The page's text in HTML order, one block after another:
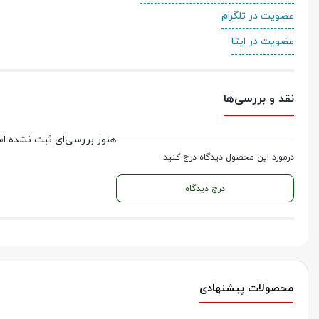
عضویت در تلگرام
عضویت در ایتا
نقد و بررسی‌ها
درمورد این محصول دیدگاه درج کنید.
درج دیدگاه
هنوز بررسی‌ای ثبت نشده
محصولات پیشنهادی